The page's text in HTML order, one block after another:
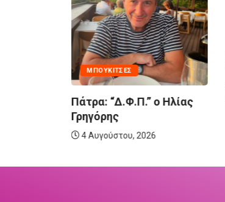
MΠΟΥΚΊΤΣΕΣ
Πάτρα: “Δ.Φ.Π.” ο Ηλίας
Γρηγόρης
4 Αυγούστου, 2026